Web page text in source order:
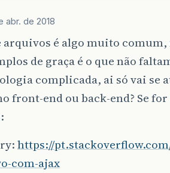
abr. de 2018
arquivos é algo muito
de graça é o que não
complicada, ai só vai se
front-end ou back-end? Se
https://
com-ajax